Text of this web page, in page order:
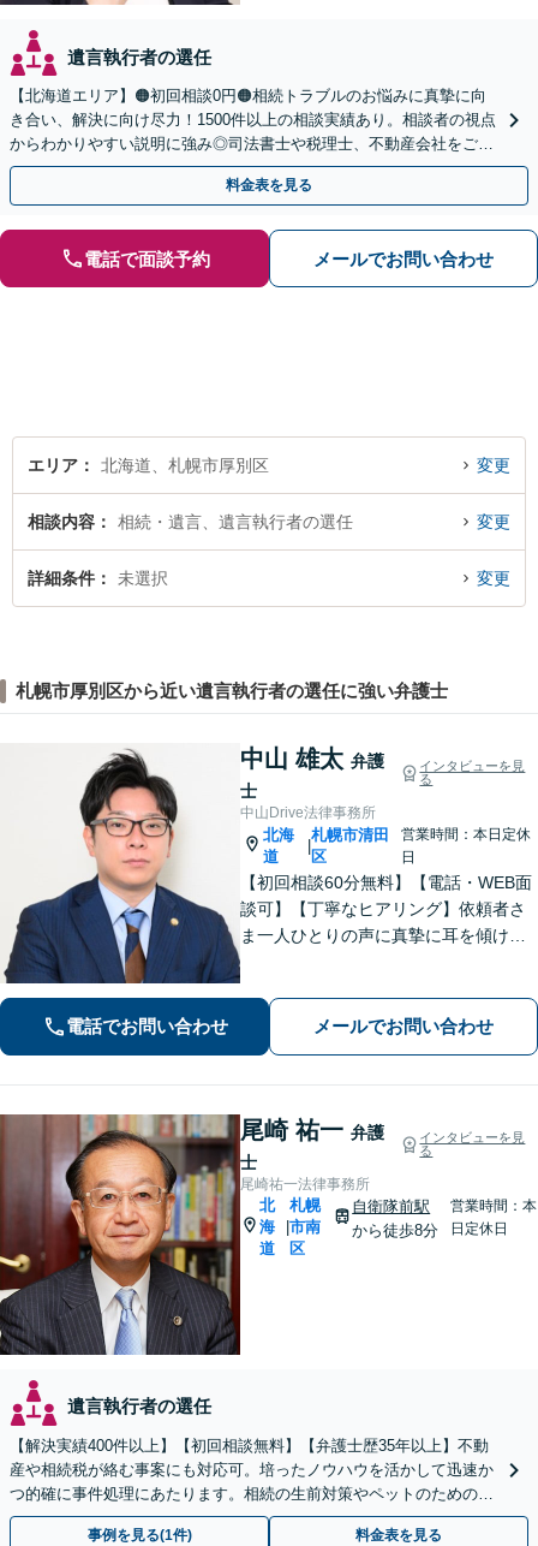
遺言執行者の選任
【北海道エリア】🟠初回相談0円🟠相続トラブルのお悩みに真摯に向
き合い、解決に向け尽力！1500件以上の相談実績あり。相談者の視点
からわかりやすい説明に強み◎司法書士や税理士、不動産会社をご紹
介し、登記や相続税の申告までワンストップで対応
料金表を見る
電話で面談予約 メールでお問い合わせ
エリア 北海道、札幌市厚別区 変更
相談内容 相続・遺言、遺言執行者の選任 変更
詳細条件 未選択 変更
札幌市厚別区から近い遺言執行者の選任に強い弁護士
中山 雄太 弁護
士
インタビューを見
る
中山Drive法律事務所
北海
道
|
札幌市清田
区
営業時間：本日定休
日
【初回相談60分無料】【電話・WEB面
談可】【丁寧なヒアリング】依頼者さ
ま一人ひとりの声に真摯に耳を傾け、
度弁護士にご相談ください。最善の解
決策を共に考えていきましょう。
電話でお問い合わせ メールでお問い合わせ
尾崎 祐一 弁護
士
インタビューを見
る
尾崎祐一法律事務所
北
海
道
札幌
市南
区
自衛隊前駅
から徒歩8分
営業時間：本
日定休日
遺言執行者の選任
【解決実績400件以上】【初回相談無料】【弁護士歴35年以上】不動
産や相続税が絡む事案にも対応可。培ったノウハウを活かして迅速か
つ的確に事件処理にあたります。相続の生前対策やペットのための年
金システムもお任せ【完全個室】【自衛隊前駅8分】
事例を見る(1件) 料金表を見る